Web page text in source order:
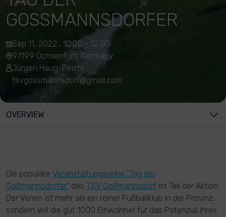
GOSSMANNSDORFER
Sep 11, 2022 , 10:00 - 12:00
97199 Ochsenfurt, Germany
Jürgen Haug-Peichl
tsvgossmannsdorf@gmail.com
OVERVIEW
Die populäre Veranstaltungsreihe "Tag der
Goßmannsdorfer" des TSV Goßmannsdorf ist Teil der Aktion.
Der Verein ist mehr als ein reiner Fußballklub in der Provinz,
sondern will die gut 1000 Einwohner für das Potenzial ihres